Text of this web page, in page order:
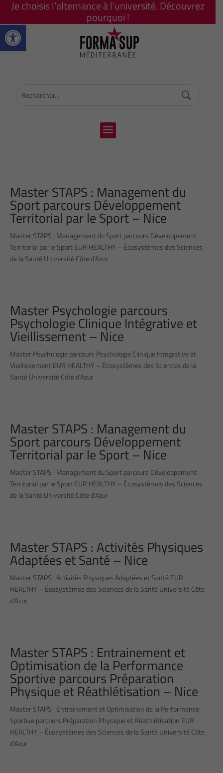
Ouvrir la barre d’outils
Je choisis l’alternance à l’université. Découvrez
pourquoi !
Master STAPS : Management du
Sport parcours Développement
Territorial par le Sport – Nice
Master STAPS : Management du Sport parcours Développement
Territorial par le Sport EUR HEALTHY – Écosystèmes des Sciences
de la Santé Université Côte d’Azur
Master Psychologie parcours
Psychologie Clinique Intégrative et
Vieillissement – Nice
Master Psychologie parcours Psychologie Clinique Intégrative et
Vieillissement EUR HEALTHY – Écosystèmes des Sciences de la
Santé Université Côte d’Azur
Master STAPS : Management du
Sport parcours Développement
Territorial par le Sport – Nice
Master STAPS : Management du Sport parcours Développement
Territorial par le Sport EUR HEALTHY – Écosystèmes des Sciences
de la Santé Université Côte d’Azur
Master STAPS : Activités Physiques
Adaptées et Santé – Nice
Master STAPS : Activités Physiques Adaptées et Santé EUR
HEALTHY – Écosystèmes des Sciences de la Santé Université Côte
d’Azur
Master STAPS : Entrainement et
Optimisation de la Performance
Sportive parcours Préparation
Physique et Réathlétisation – Nice
Master STAPS : Entrainement et Optimisation de la Performance
Sportive parcours Préparation Physique et Réathlétisation EUR
HEALTHY – Écosystèmes des Sciences de la Santé Université Côte
d’Azur